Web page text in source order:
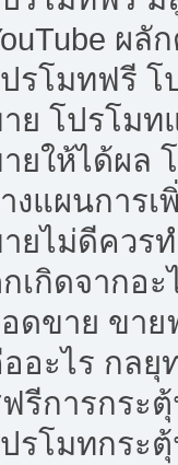
ผลั
รโมทฟรี โ
ย โปรโมท
ยให้ได้ผล
งแผนการ
ยไม่ดีควร
เกิดจากอะ
ดขาย ขาย
อะไร กลยุ
รีการกระ
รโมทกระ